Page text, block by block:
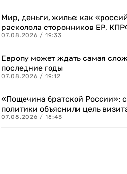
Мир, деньги, жилье: как
расколола сторонников ЕР,
07.08.2026 / 19:33
Европу может ждать самая
последние годы
07.08.2026 / 19:12
«Пощечина братской России»:
политики объяснили цель
07.08.2026 / 18:43